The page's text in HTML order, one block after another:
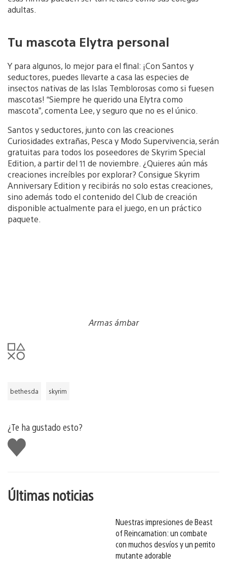
adultas.
Tu mascota Elytra personal
Y para algunos, lo mejor para el final: ¡Con Santos y
seductores, puedes llevarte a casa las especies de
insectos nativas de las Islas Temblorosas como si fuesen
mascotas! “Siempre he querido una Elytra como
mascota”, comenta Lee, y seguro que no es el único.
Santos y seductores, junto con las creaciones
Curiosidades extrañas, Pesca y Modo Supervivencia, serán
gratuitas para todos los poseedores de Skyrim Special
Edition, a partir del 11 de noviembre. ¿Quieres aún más
creaciones increíbles por explorar? Consigue Skyrim
Anniversary Edition y recibirás no solo estas creaciones,
sino además todo el contenido del Club de creación
disponible actualmente para el juego, en un práctico
paquete.
Armas ámbar
bethesda skyrim
¿Te ha gustado esto?
Me
gusta
esto
Últimas noticias
Nuestras impresiones de Beast
of Reincarnation: un combate
con muchos desvíos y un perrito
mutante adorable